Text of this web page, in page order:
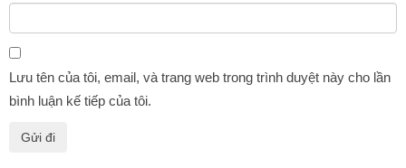
Lưu tên của tôi, email, và trang web trong trình duyệt này cho lần
bình luận kế tiếp của tôi.